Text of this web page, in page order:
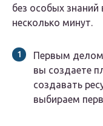
без особых
несколько минут.
Первым
вы создаете
создавать
выбираем